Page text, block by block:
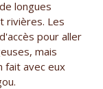
longues
rivières. Les
pour aller
mais
fait avec eux